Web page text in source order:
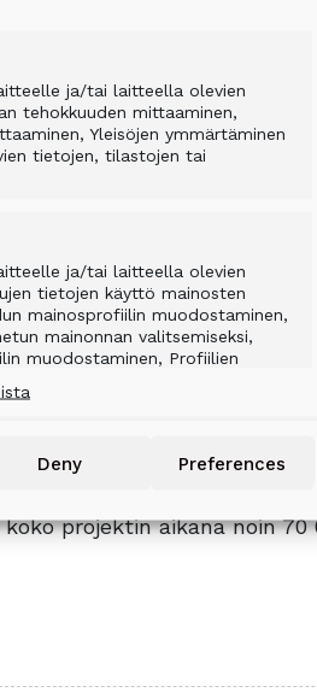
ja/tai laitteella olevien
tehokkuuden mittaaminen,
Yleisöjen ymmärtäminen
tietojen, tilastojen tai
ja/tai laitteella olevien
tietojen käyttö mainosten
mainosprofiilin muodostaminen,
mainonnan valitsemiseksi,
muodostaminen, Profiilien
Rajoitettujen tietojen käyttö
tietolähteistä
laitteiden
tietojen perusteella.
Deny Preferences
muuttaa maamme
hanke jo
aluetta on rakennettu
myös
löydettiin myrkyllistä
Myrkyllisen maa-
Poiskuljettaminen
aineksen satama-
satama-alueelle
eri patoaltaaseen, missä
projektin aikana
Stabiloitavaan maa-
projektin aikana noin 70